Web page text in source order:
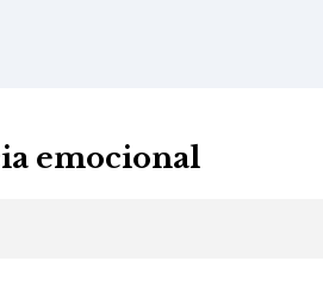
emocional